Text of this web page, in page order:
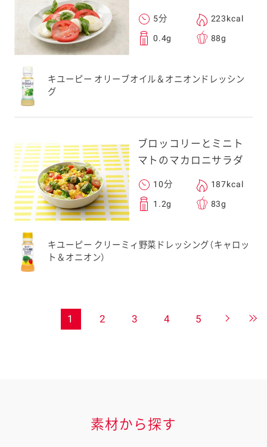
5分 223kcal
0.4g 88g
キユーピー オリーブオイル＆オニオンドレッシン
グ
ブロッコリーとミニト
マトのマカロニサラダ
10分 187kcal
1.2g 83g
キユーピー クリーミィ野菜ドレッシング（キャロッ
ト＆オニオン）
1 2 3 4 5
素材から探す